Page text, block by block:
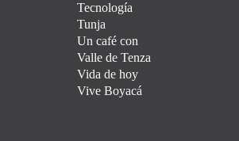
Tecnología
Tunja
Un café con
Valle de Tenza
Vida de hoy
Vive Boyacá